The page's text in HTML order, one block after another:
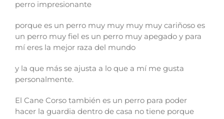
perro impresionante
porque es un perro muy muy muy muy cariñoso es
un perro muy fiel es un perro muy apegado y para
mí eres la mejor raza del mundo
y la que más se ajusta a lo que a mí me gusta
personalmente.
El Cane Corso también es un perro para poder
hacer la guardia dentro de casa no tiene porque